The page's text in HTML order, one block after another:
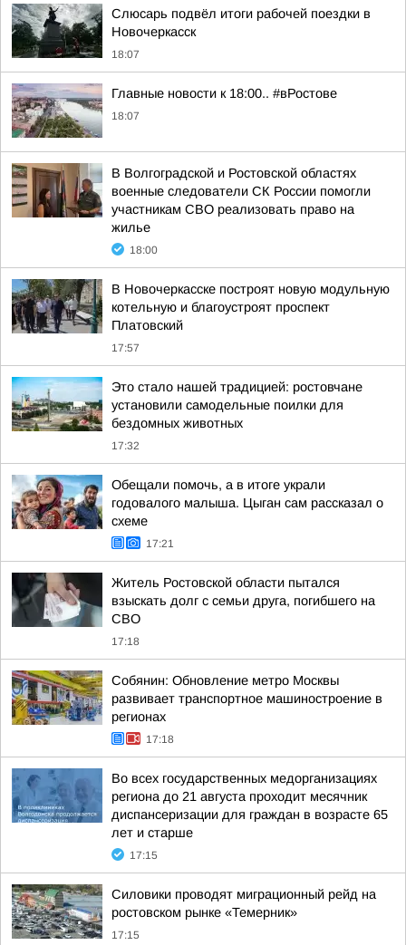
Слюсарь подвёл итоги рабочей поездки в
Новочеркасск
18:07
Главные новости к 18:00.. #вРостове
18:07
В Волгоградской и Ростовской областях
военные следователи СК России помогли
участникам СВО реализовать право на
жилье
18:00
В Новочеркасске построят новую модульную
котельную и благоустроят проспект
Платовский
17:57
Это стало нашей традицией: ростовчане
установили самодельные поилки для
бездомных животных
17:32
Обещали помочь, а в итоге украли
годовалого малыша. Цыган сам рассказал о
схеме
17:21
Житель Ростовской области пытался
взыскать долг с семьи друга, погибшего на
СВО
17:18
Собянин: Обновление метро Москвы
развивает транспортное машиностроение в
регионах
17:18
Во всех государственных медорганизациях
региона до 21 августа проходит месячник
диспансеризации для граждан в возрасте 65
лет и старше
17:15
Силовики проводят миграционный рейд на
ростовском рынке «Темерник»
17:15